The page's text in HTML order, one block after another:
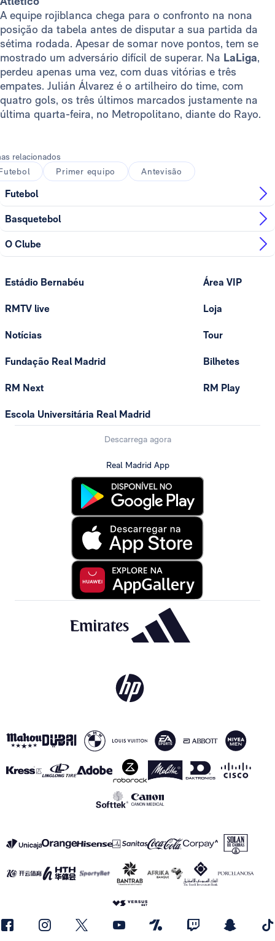
A equipe rojiblanca chega para o confronto na nona
posição da tabela antes de disputar a sua partida da
sétima rodada. Apesar de somar nove pontos, tem se
mostrado um adversário difícil de superar. Na LaLiga,
perdeu apenas uma vez, com duas vitórias e três
empates. Julián Álvarez é o artilheiro do time, com
quatro gols, os três últimos marcados justamente na
última quarta-feira, no Metropolitano, diante do Rayo.
relacionados
Primer equipo Antevisão
Futebol
Basquetebol
O Clube
Estádio Bernabéu
RMTV live
Notícias
Fundação Real Madrid
RM Next
Escola Universitária Real Madrid
Área VIP
Loja
Tour
Bilhetes
RM Play
Descarrega agora
Real Madrid App